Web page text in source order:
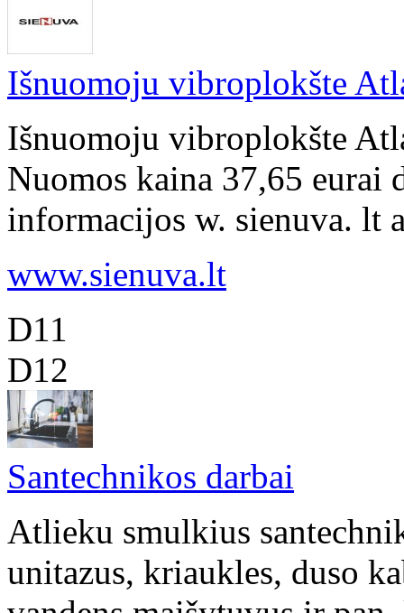
Išnuomoju vibroplokšte
Išnuomoju vibroplokšte
Nuomos kaina 37,65 eurai
informacijos w. sienuva. lt
www.sienuva.lt
D11
D12
Santechnikos darbai
Atlieku smulkius
unitazus, kriaukles, duso